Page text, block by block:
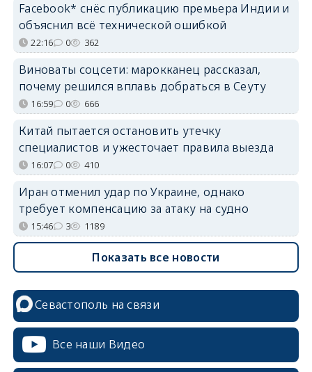
Facebook* снёс публикацию премьера Индии и
объяснил всё технической ошибкой
22:16 0 362
Виноваты соцсети: марокканец рассказал,
почему решился вплавь добраться в Сеуту
16:59 0 666
Китай пытается остановить утечку
специалистов и ужесточает правила выезда
16:07 0 410
Иран отменил удар по Украине, однако
требует компенсацию за атаку на судно
15:46 3 1189
Показать все новости
Севастополь на связи
Все наши Видео